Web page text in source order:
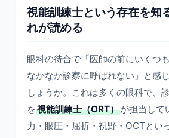
視能訓練士という存在を知
れが読める
眼科の待合で「医師の前にいくつ
なかなか診察に呼ばれない」と感
しょうか。これは多くの眼科で、
を視能訓練士（ORT）が担当して
力・眼圧・屈折・視野・OCTとい